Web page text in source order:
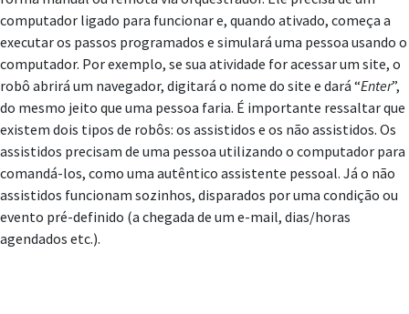
computador ligado para funcionar e, quando ativado, começa a
executar os passos programados e simulará uma pessoa usando o
computador. Por exemplo, se sua atividade for acessar um site, o
robô abrirá um navegador, digitará o nome do site e dará “Enter”,
do mesmo jeito que uma pessoa faria. É importante ressaltar que
existem dois tipos de robôs: os assistidos e os não assistidos. Os
assistidos precisam de uma pessoa utilizando o computador para
comandá-los, como uma autêntico assistente pessoal. Já o não
assistidos funcionam sozinhos, disparados por uma condição ou
evento pré-definido (a chegada de um e-mail, dias/horas
agendados etc.).